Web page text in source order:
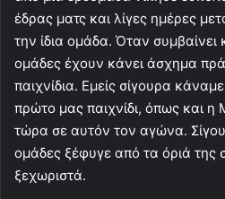
έδρας ματς και λίγες ημέρες
την ίδια ομάδα. Όταν συμβαίνει
ομάδες έχουν κάνει άσχημα
παιχνίδια. Εμείς σίγουρα
πρώτο μας παιχνίδι, όπως και η
τώρα σε αυτόν τον αγώνα.
ομάδες ξέφυγε από τα όριά της
ξεχωριστά.